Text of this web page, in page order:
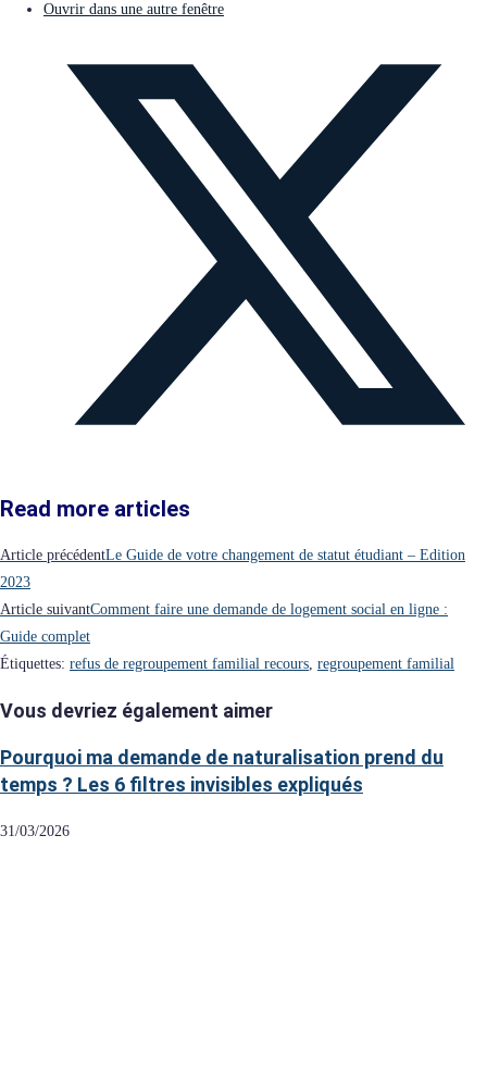
Ouvrir dans une autre fenêtre
Read more articles
Article précédentLe Guide de votre changement de statut étudiant – Edition
2023
Article suivantComment faire une demande de logement social en ligne :
Guide complet
Étiquettes: refus de regroupement familial recours, regroupement familial
Vous devriez également aimer
Pourquoi ma demande de naturalisation prend du
temps ? Les 6 filtres invisibles expliqués
31/03/2026